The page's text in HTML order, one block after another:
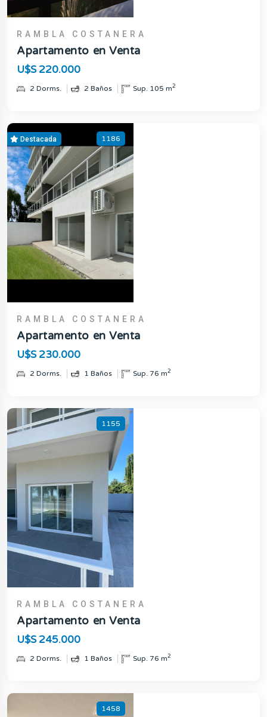
RAMBLA COSTANERA
Apartamento en Venta
U$S 220.000
2 Dorms. 2 Baños Sup. 105 m2
Destacada 1186
RAMBLA COSTANERA
Apartamento en Venta
U$S 230.000
2 Dorms. 1 Baños Sup. 76 m2
1155
RAMBLA COSTANERA
Apartamento en Venta
U$S 245.000
2 Dorms. 1 Baños Sup. 76 m2
1458